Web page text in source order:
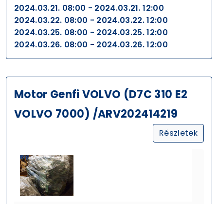
2024.03.21. 08:00 - 2024.03.21. 12:00
2024.03.22. 08:00 - 2024.03.22. 12:00
2024.03.25. 08:00 - 2024.03.25. 12:00
2024.03.26. 08:00 - 2024.03.26. 12:00
Motor Genfi VOLVO (D7C 310 E2
VOLVO 7000) /ARV202414219
Részletek